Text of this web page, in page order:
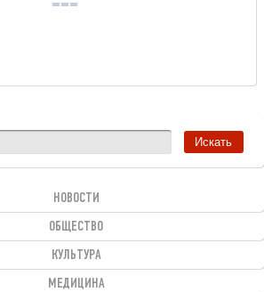
НОВОСТИ
ОБЩЕСТВО
КУЛЬТУРА
МЕДИЦИНА